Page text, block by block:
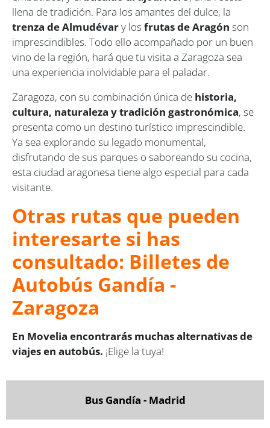
llena de tradición. Para los amantes del dulce, la
trenza de Almudévary los frutas de Aragón son
imprescindibles. Todo ello acompañado por un buen
vino de la región, hará que tu visita a Zaragoza sea
una experiencia inolvidable para el paladar.
Zaragoza, con su combinación única de historia,
cultura, naturaleza y tradición gastronómica, se
presenta como un destino turístico imprescindible.
Ya sea explorando su legado monumental,
disfrutando de sus parques o saboreando su cocina,
esta ciudad aragonesa tiene algo especial para cada
visitante.
Otras rutas que pueden
interesarte si has
consultado: Billetes de
Autobús Gandía -
Zaragoza
En Movelia encontrarás muchas alternativas de
viajes en autobús. ¡Elige la tuya!
Bus Gandía - Madrid